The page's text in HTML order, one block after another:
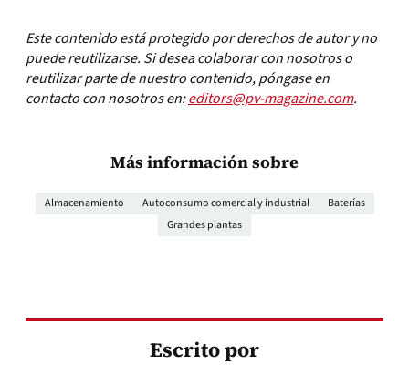
Este contenido está protegido por derechos de autor y no
puede reutilizarse. Si desea colaborar con nosotros o
reutilizar parte de nuestro contenido, póngase en
contacto con nosotros en:editors@pv-magazine.com.
Más información sobre
Almacenamiento Autoconsumo comercial y industrial
Baterías
Grandes plantas
Escrito por